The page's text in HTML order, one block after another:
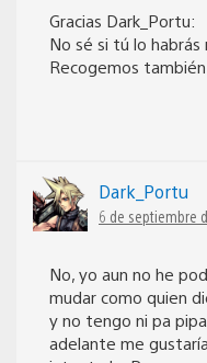
Gracias Dark_Portu:
No sé si tú lo habrás
Recogemos
Dark_Portu
6 de septiembre
No, yo aun no he
mudar como quien
y no tengo ni pa
adelante me